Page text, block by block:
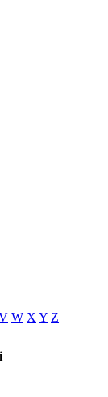
W X Y Z